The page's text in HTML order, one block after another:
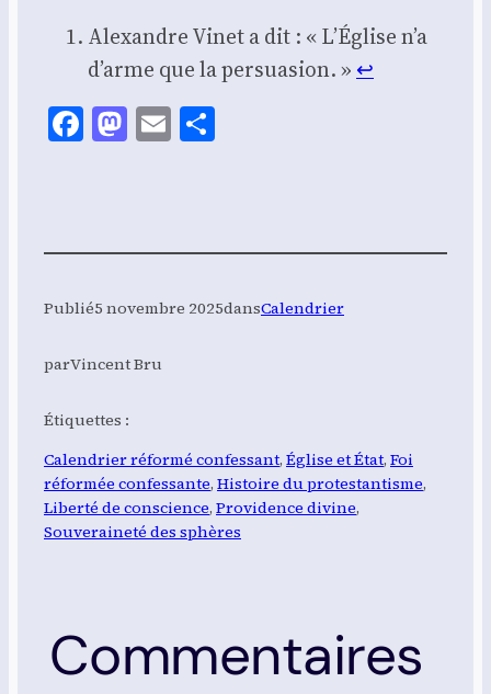
Alexandre Vinet a dit : « L’É­glise n’a
d’arme que la per­sua­sion. » ↩︎
Facebook
Mastodon
Email
Publié5 novembre 2025dansCalendrier
parVincent Bru
Étiquettes :
Calendrier réformé confessant, Église et État, Foi
réformée confessante, Histoire du protestantisme
Liberté de conscience, Providence divine
Souveraineté des sphères
Commentaires